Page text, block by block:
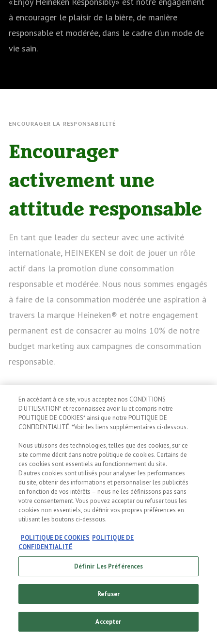
à encourager le plaisir de la bière, de manière
responsable et modérée, dans le cadre d’un mode de
vie sain.
ENCOURAGER LA RESPONSABILITÉ
Encourager
activement une
attitude responsable
En tant que leader du secteur avec une activité
internationale, HEINEKEN se doit de jouer un rôle
actif dans la promotion d’une consommation
responsable et modérée. Nous nous sommes engagés
à faire de la consommation modérée une aspiration à
travers la marque Heineken® et notre engagement
permanent est de consacrer au moins 10% de notre
budget marketing aux campagnes de consommation
responsable.
Conseils pratiques
pour savourer de
manière responsable
Une consommation modérée d’alcool au bon moment,
au bon endroit et pour les bonnes raisons est le
meilleur conseil. Mais nous avons d’autres conseils à
vous donner.
En accédant à ce site, vous acceptez nos CONDITIONS
D'UTILISATION* et reconnaissez avoir lu et compris notre
POLITIQUE DE COOKIES* ainsi que notre POLITIQUE DE
CONFIDENTIALITÉ. *Voir les liens supplémentaires ci-dessous.
Nous utilisons des technologies, telles que des cookies, sur ce
site comme décrit dans notre politique de cookies. Certains de
ces cookies sont essentiels au fonctionnement du site.
D'autres cookies sont utilisés pour analyser les performances
du site, obtenir des informations et personnaliser les publicités
en fonction de vos intérêts – nous ne les définissons pas sans
votre consentement. Vous pouvez accepter ou refuser tous les
cookies non essentiels, ou définir vos propres préférences en
utilisant les boutons ci-dessous.
POLITIQUE DE COOKIES POLITIQUE DE
CONFIDENTIALITÉ
Définir Les Préférences
Refuser
Accepter